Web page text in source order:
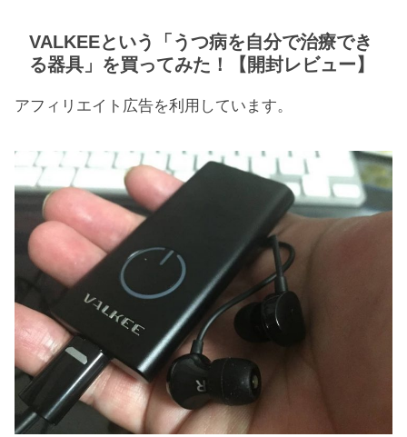
VALKEEという「うつ病を自分で治療でき
る器具」を買ってみた！【開封レビュー】
アフィリエイト広告を利用しています。